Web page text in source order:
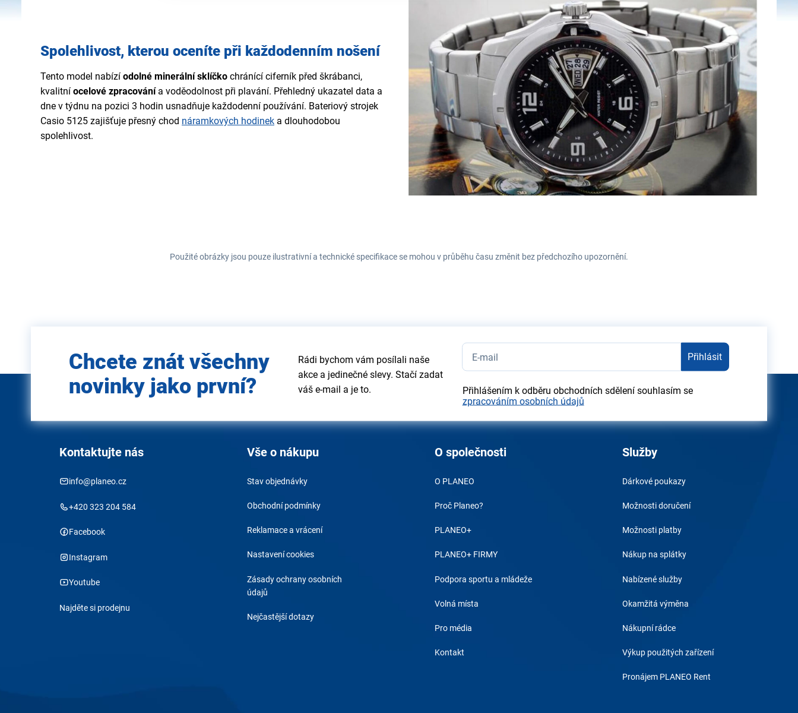
Spolehlivost, kterou oceníte při každodenním nošení
Tento model nabízí odolné minerální sklíčko chránící ciferník před škrábanci,
kvalitní ocelové zpracovánía voděodolnost při plavání. Přehledný ukazatel data a
dne v týdnu na pozici 3 hodin usnadňuje každodenní používání. Bateriový strojek
Casio 5125 zajišťuje přesný chod náramkových hodinek a dlouhodobou
spolehlivost.
Použité obrázky jsou pouze ilustrativní a technické specifikace se mohou v průběhu času změnit bez předchozího upozornění.
e-mail
Chcete znát všechny
novinky jako první?
Rádi bychom vám posílali naše
akce a jedinečné slevy. Stačí zadat
váš e-mail a je to.
Přihlásit
Přihlášením k odběru obchodních sdělení souhlasím se
zpracováním osobních údajů
Kontaktujte nás
info@planeo.cz
+420 323 204 584
Facebook
Instagram
Youtube
Najděte si prodejnu
Vše o nákupu
Stav objednávky
Obchodní podmínky
Reklamace a vrácení
Nastavení cookies
Zásady ochrany osobních
údajů
Nejčastější dotazy
O společnosti
O PLANEO
Proč Planeo?
PLANEO+
PLANEO+ FIRMY
Podpora sportu a mládeže
Volná místa
Pro média
Kontakt
Služby
Dárkové poukazy
Možnosti doručení
Možnosti platby
Nákup na splátky
Nabízené služby
Okamžitá výměna
Nákupní rádce
Výkup použitých zařízení
Pronájem PLANEO Rent